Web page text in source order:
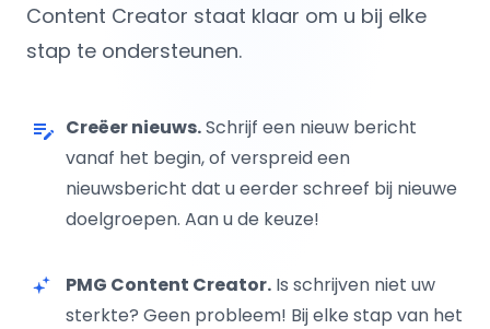
Content Creator staat klaar om u bij elke
stap te ondersteunen.
edit_note Creëer nieuws.Schrijf een nieuw bericht
vanaf het begin, of verspreid een
nieuwsbericht dat u eerder schreef bij nieuwe
doelgroepen. Aan u de keuze!
PMG Content Creator. Is schrijven niet uw
sterkte? Geen probleem! Bij elke stap van het